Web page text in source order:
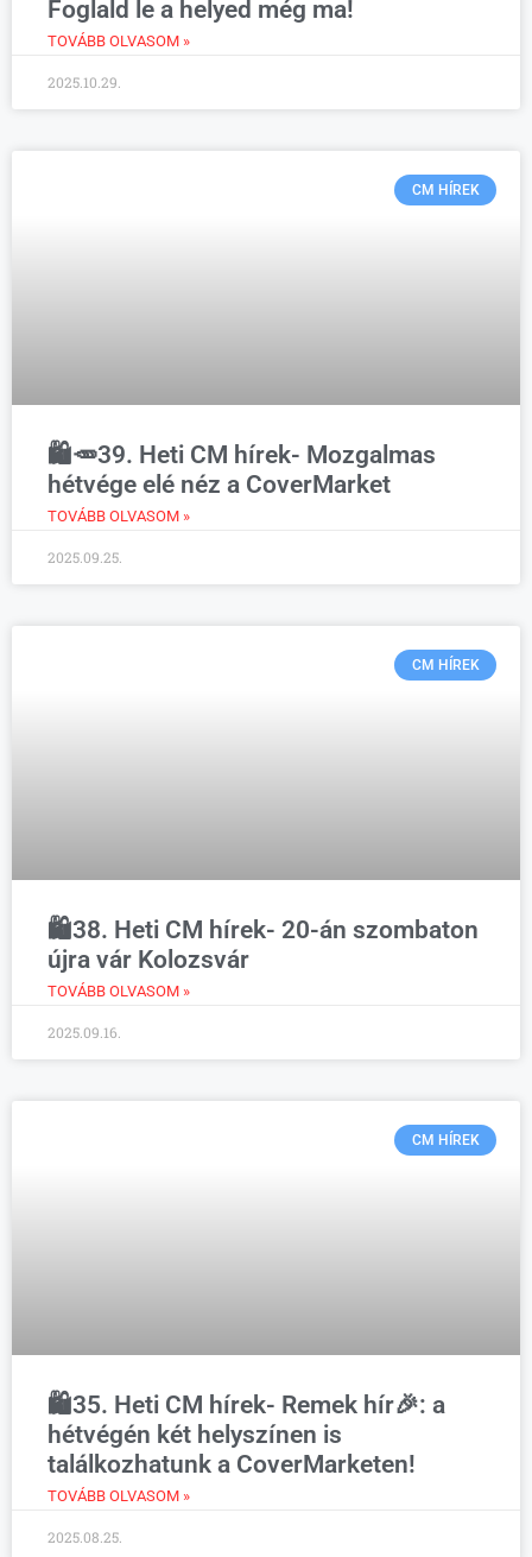
Foglald le a helyed még ma!
TOVÁBB OLVASOM »
2025.10.29.
CM HÍREK
🛍️🥕39. Heti CM hírek- Mozgalmas
hétvége elé néz a CoverMarket
TOVÁBB OLVASOM »
2025.09.25.
CM HÍREK
🛍️38. Heti CM hírek- 20-án szombaton
újra vár Kolozsvár
TOVÁBB OLVASOM »
2025.09.16.
CM HÍREK
🛍️35. Heti CM hírek- Remek hír🎉: a
hétvégén két helyszínen is
találkozhatunk a CoverMarketen!
TOVÁBB OLVASOM »
2025.08.25.